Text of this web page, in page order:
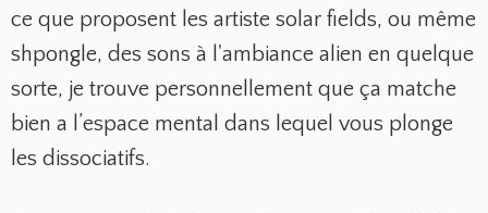
ce que proposent les artiste solar fields, ou même
shpongle, des sons à l'ambiance alien en quelque
sorte, je trouve personnellement que ça matche
bien a l’espace mental dans lequel vous plonge
les dissociatifs.